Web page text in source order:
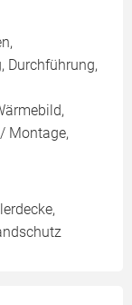
Durchführung,
Montage,